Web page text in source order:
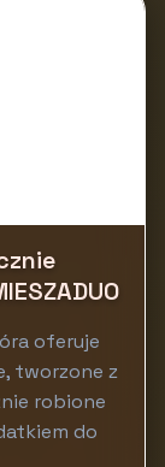
oferuje
tworzone z
robione
do